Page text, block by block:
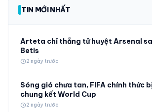
TIN MỚI NHẤT
Arteta chỉ thẳng tử huyệt Arsenal
Betis
schedule2 ngày trước
Sóng gió chưa tan, FIFA chính thức
chung kết World Cup
schedule2 ngày trước